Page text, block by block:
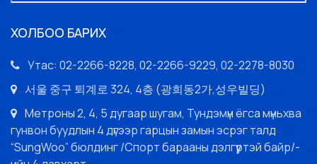
ХОЛБОО БАРИХ
Утас: 02-2266-8228, 02-2266-9229, 02-2278-8030
서울 중구 퇴계로 324, 4층 (광희동2가,성우빌딩)
Метроны 2, 4, 5 дугаар шугам, Тундэмүн ёгса мүньхва
гунвон буудлын 4 дүгээр гарцын замын эсрэг талд
“SungWoo” бюлдинг /Спорт барааны дэлгүүртэй байр/-